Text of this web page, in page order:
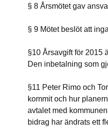
§ 8 Årsmötet gav
§ 9 Mötet beslöt att
§10 Årsavgift för 2015
Den inbetalning som
§11 Peter Rimo och
kommit och hur
avtalet med
bidrag har ändrats ett